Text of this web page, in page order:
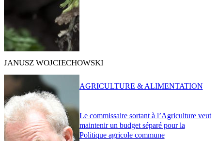
JANUSZ WOJCIECHOWSKI
Le commissaire sortant à l’Agriculture veut
maintenir un budget séparé pour la
Politique agricole commune
AGRICULTURE & ALIMENTATION